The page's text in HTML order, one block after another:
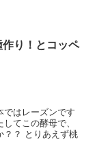
り！とコッペ
ではレーズンです
てこの酵母で、
？？ とりあえず桃